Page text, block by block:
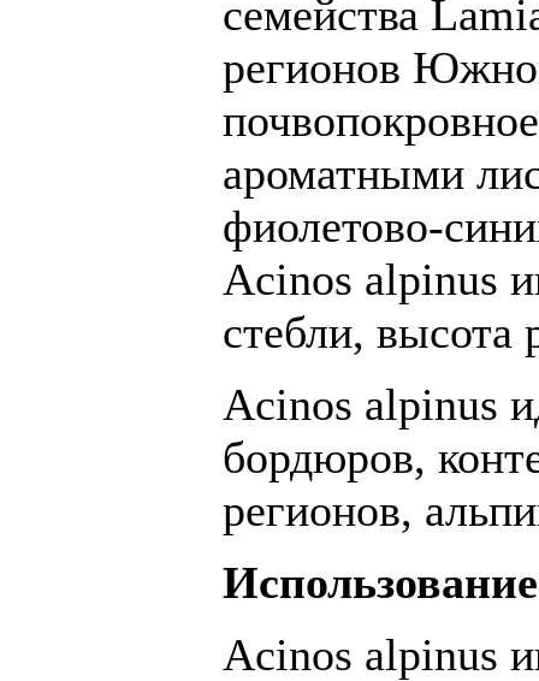
семейства
регионов
ароматными
фиолетово-
Acinos alpinus
стебли, высота
Acinos alpinus
бордюров,
регионов,
Использование
Acinos alpinus